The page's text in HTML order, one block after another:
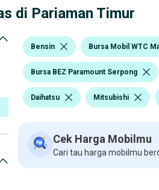
di Pariaman Timur
Bensin Bursa Mobil WTC
Bursa BEZ Paramount Serpong
Daihatsu Mitsubishi
Cek Harga Mobilmu
Cari tau harga mobilmu